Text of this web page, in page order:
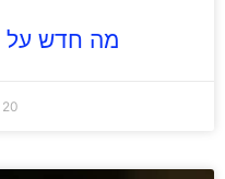
מה חדש על
20 ביוני 2016